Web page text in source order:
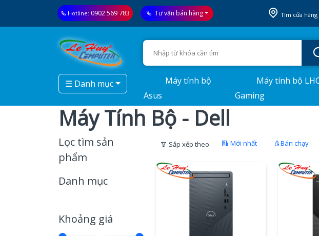
Hotline: 0902 569 783 Tư vấn bán hàng Tìm cửa hàng
☰ Danh mục
Máy tính bộ
Asus
Máy tính bộ
Gaming
Máy Tính Bộ - Dell
Lọc tìm sản
phẩm
Danh mục
Khoảng giá
Sắp xếp theo Mới nhất Bán chạy